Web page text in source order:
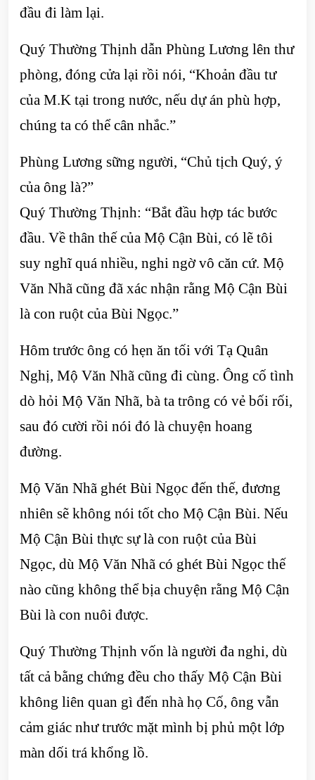
đầu đi làm lại.
Quý Thường Thịnh dẫn Phùng Lương lên thư
phòng, đóng cửa lại rồi nói, “Khoản đầu tư
của M.K tại trong nước, nếu dự án phù hợp,
chúng ta có thể cân nhắc.”
Phùng Lương sững người, “Chủ tịch Quý, ý
của ông là?”
Quý Thường Thịnh: “Bắt đầu hợp tác bước
đầu. Về thân thế của Mộ Cận Bùi, có lẽ tôi
suy nghĩ quá nhiều, nghi ngờ vô căn cứ. Mộ
Văn Nhã cũng đã xác nhận rằng Mộ Cận Bùi
là con ruột của Bùi Ngọc.”
Hôm trước ông có hẹn ăn tối với Tạ Quân
Nghị, Mộ Văn Nhã cũng đi cùng. Ông cố tình
dò hỏi Mộ Văn Nhã, bà ta trông có vẻ bối rối,
sau đó cười rồi nói đó là chuyện hoang
đường.
Mộ Văn Nhã ghét Bùi Ngọc đến thế, đương
nhiên sẽ không nói tốt cho Mộ Cận Bùi. Nếu
Mộ Cận Bùi thực sự là con ruột của Bùi
Ngọc, dù Mộ Văn Nhã có ghét Bùi Ngọc thế
nào cũng không thể bịa chuyện rằng Mộ Cận
Bùi là con nuôi được.
Quý Thường Thịnh vốn là người đa nghi, dù
tất cả bằng chứng đều cho thấy Mộ Cận Bùi
không liên quan gì đến nhà họ Cố, ông vẫn
cảm giác như trước mặt mình bị phủ một lớp
màn dối trá khổng lồ.